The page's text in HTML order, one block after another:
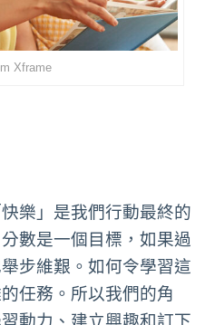
Xframe
樂」是我們行動最終的
數是一個目標，如果過
步維艱。如何令學習這
任務。所以我們的角